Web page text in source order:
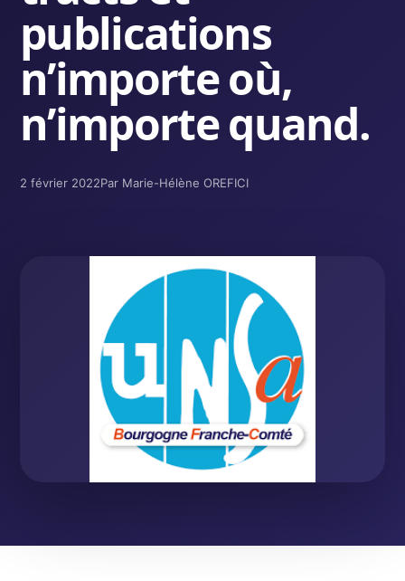
publications
n’importe où,
n’importe quand.
2 février 2022Par Marie-Hélène OREFICI